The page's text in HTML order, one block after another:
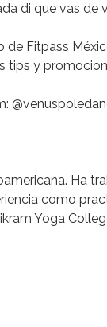
di que vas de
de Fitpass
tips y
Ha
como
Yoga